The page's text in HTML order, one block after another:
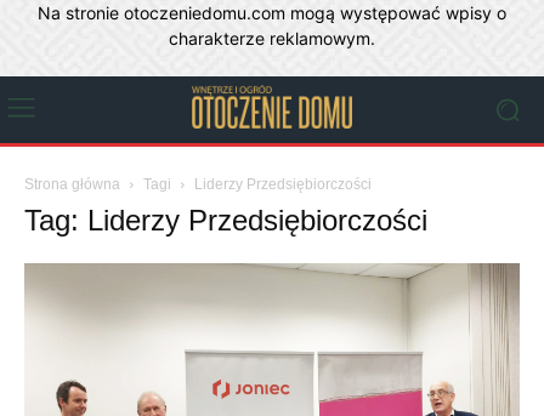
Na stronie otoczeniedomu.com mogą występować wpisy o
charakterze reklamowym.
Strona główna Tagi Liderzy Przedsiębiorczości
Tag: Liderzy Przedsiębiorczości